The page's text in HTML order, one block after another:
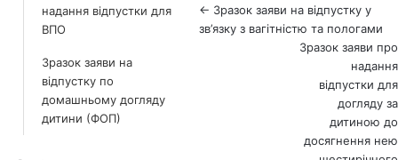
надання відпустки для
ВПО
Зразок заяви на
відпустку по
домашньому догляду
дитини (ФОП)
Навігація
по
← Зразок заяви на відпустку у
зв’язку з вагітністю та пологами
Зразок заяви про
надання
відпустки для
догляду за
дитиною до
досягнення нею